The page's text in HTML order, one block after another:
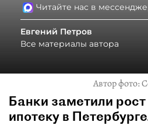
Читайте нас в
Евгений Петров
Все материалы автора
Автор фото:
Банки заметили
ипотеку в